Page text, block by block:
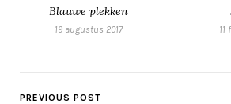
Blauwe plekken
19 augustus 2017 11
PREVIOUS POST